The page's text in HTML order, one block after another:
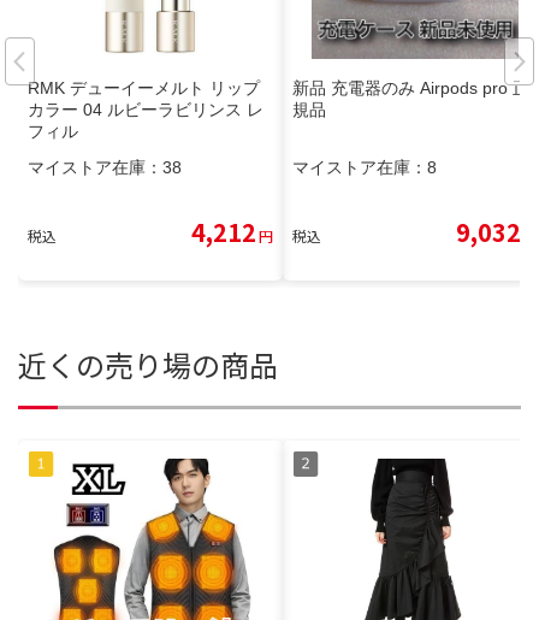
RMK デューイーメルト リップ
カラー 04 ルビーラビリンス レ
フィル
マイストア在庫： 38
税込 4,212円
新品 充電器のみ Airpods pro 正
規品
マイストア在庫： 8
税込 9,032
近くの売り場の商品